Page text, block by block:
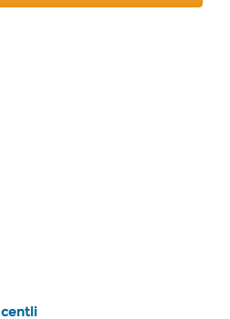
centli